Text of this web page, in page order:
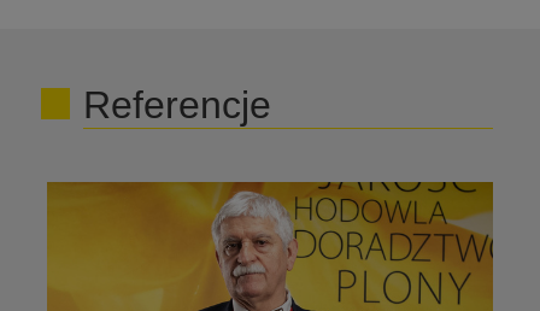
Referencje